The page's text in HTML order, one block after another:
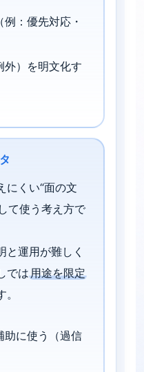
：優先対応・
外）を明文化す
にくい“面の文
て使う考え方で
と運用が難しく
では用途を限定
助に使う（過信